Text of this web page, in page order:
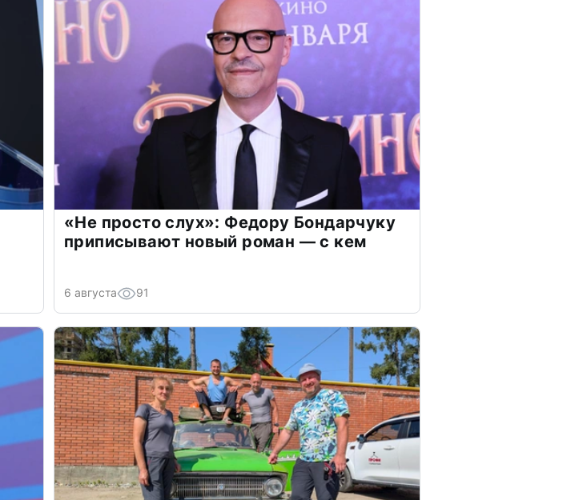
«Не просто слух»: Федору Бондарчуку
приписывают новый роман — с кем
6 августа 91